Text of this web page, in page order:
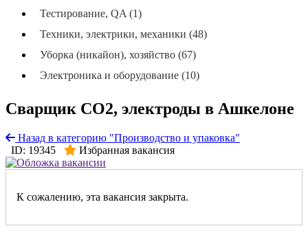
Тестирование, QA (1)
Техники, электрики, механики (48)
Уборка (никайон), хозяйство (67)
Электроника и оборудование (10)
Сварщик СО2, электроды в Ашкелоне
Назад в категорию "Производство и упаковка"
ID: 19345
Избранная вакансия
К сожалению, эта вакансия закрыта.